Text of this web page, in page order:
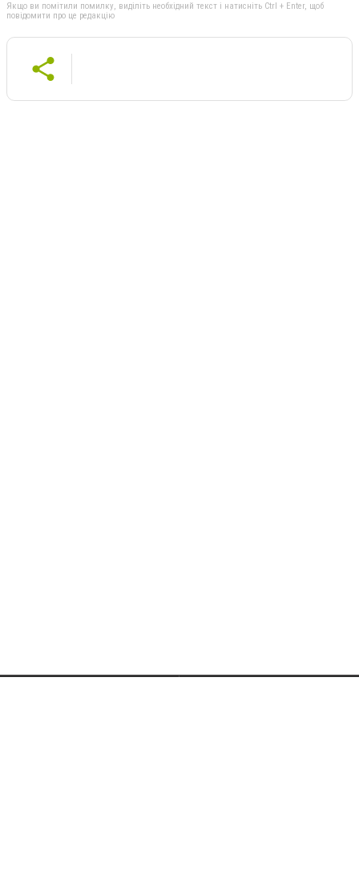
Якщо ви помітили помилку, виділіть необхідний текст і натисніть Ctrl + Enter, щоб
повідомити про це редакцію